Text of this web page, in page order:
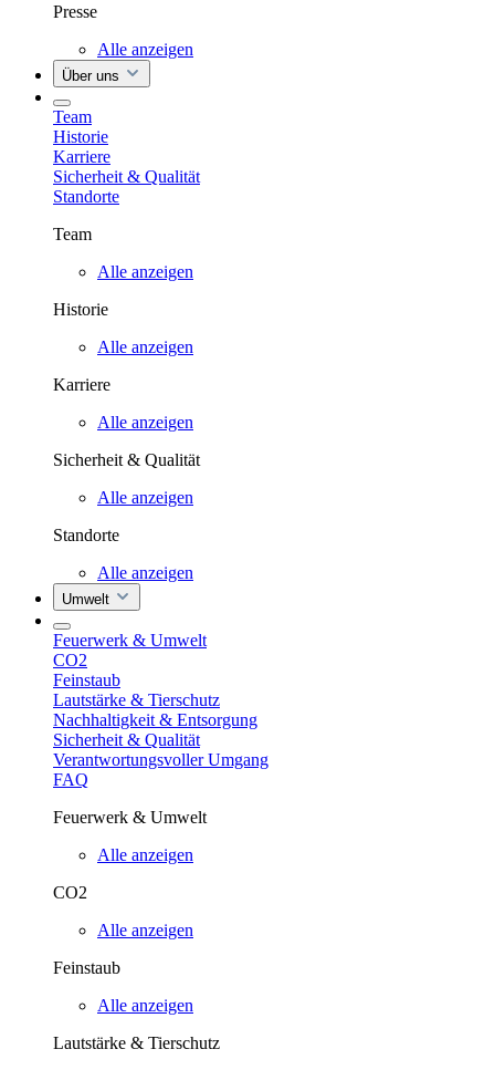
Presse
Alle anzeigen
Über uns
Team
Historie
Karriere
Sicherheit & Qualität
Standorte
Team
Alle anzeigen
Historie
Alle anzeigen
Karriere
Alle anzeigen
Sicherheit & Qualität
Alle anzeigen
Standorte
Alle anzeigen
Umwelt
Feuerwerk & Umwelt
CO2
Feinstaub
Lautstärke & Tierschutz
Nachhaltigkeit & Entsorgung
Sicherheit & Qualität
Verantwortungsvoller Umgang
FAQ
Feuerwerk & Umwelt
Alle anzeigen
CO2
Alle anzeigen
Feinstaub
Alle anzeigen
Lautstärke & Tierschutz